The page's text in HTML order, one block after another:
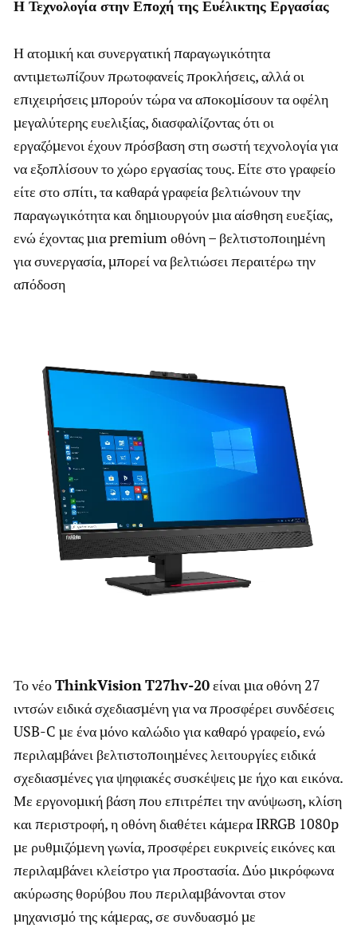
Η Τεχνολογία στην Εποχή της Ευέλικτης Εργασίας
Η ατομική και συνεργατική παραγωγικότητα
αντιμετωπίζουν πρωτοφανείς προκλήσεις, αλλά οι
επιχειρήσεις μπορούν τώρα να αποκομίσουν τα οφέλη
μεγαλύτερης ευελιξίας, διασφαλίζοντας ότι οι
εργαζόμενοι έχουν πρόσβαση στη σωστή τεχνολογία για
να εξοπλίσουν το χώρο εργασίας τους. Είτε στο γραφείο
είτε στο σπίτι, τα καθαρά γραφεία βελτιώνουν την
παραγωγικότητα και δημιουργούν μια αίσθηση ευεξίας,
ενώ έχοντας μια premium οθόνη – βελτιστοποιημένη
για συνεργασία, μπορεί να βελτιώσει περαιτέρω την
απόδοση
Το νέοThinkVisionT27hv-20είναι μια οθόνη 27
ιντσών ειδικά σχεδιασμένη για να προσφέρει συνδέσεις
USB-C με ένα μόνο καλώδιο για καθαρό γραφείο, ενώ
περιλαμβάνει βελτιστοποιημένες λειτουργίες ειδικά
σχεδιασμένες για ψηφιακές συσκέψεις με ήχο και εικόνα.
Με εργονομική βάση που επιτρέπει την ανύψωση, κλίση
και περιστροφή, η οθόνη διαθέτει κάμερα IRRGB 1080p
με ρυθμιζόμενη γωνία, προσφέρει ευκρινείς εικόνες και
περιλαμβάνει κλείστρο για προστασία. Δύο μικρόφωνα
ακύρωσης θορύβου που περιλαμβάνονται στον
μηχανισμό της κάμερας, σε συνδυασμό με